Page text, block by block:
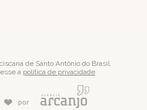
de Santo Antônio do Brasil.
a política de privacidade